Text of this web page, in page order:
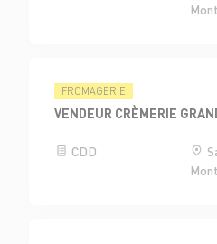
FROMAGERIE
VENDEUR CRÈMERIE
CDD